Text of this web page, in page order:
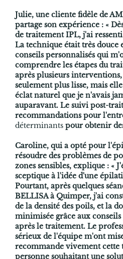
Julie, une cliente fidèle de
partage son expérience : «
de traitement IPL, j'ai
La technique était très douce
conseils personnalisés qui
comprendre les étapes du
après plusieurs
seulement plus lisse, mais
éclat naturel que je n'avais
auparavant. Le suivi post-
recommandations pour
déterminants pour obtenir
Caroline, qui a opté pour
résoudre des problèmes de
zones sensibles, explique : «
sceptique à l'idée d'une
Pourtant, après quelques
BELLISA à Quimper, j'ai
de la densité des poils, et la
minimisée grâce aux
après le traitement. Le
sérieux de l'équipe m'ont
recommande vivement cette
personne souhaitant une